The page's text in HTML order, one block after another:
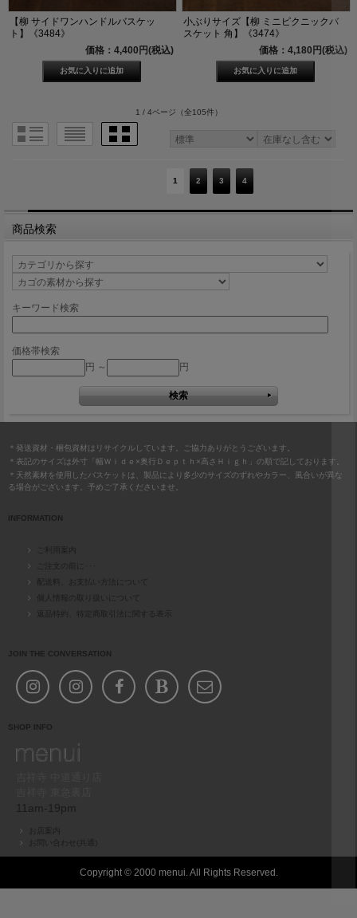
【柳 サイドワンハンドルバスケッ
ト】《3484》
価格：4,400円(税込)
小ぶりサイズ【柳 ミニピクニックバ
スケット 角】《3474》
価格：4,180円(税込)
1 / 4ページ （全105件）
1 2 3 4
商品検索
キーワード検索
価格帯検索
円 ～
円
＊発送資材・梱包資材はリサイクルしています。ご協力ありがとうございます。
＊表記のサイズは外寸「幅Ｗｉｄｅ×奥行Ｄｅｐｔｈ×高さＨｉｇｈ」の順で記しております。
＊天然素材を使用したバスケットは、製品により多少のサイズのずれやカラー、風合いが異な
る場合がございます。予めご了承くださいませ。
INFORMATION
ご利用案内
ご注文の前に･･･
個人情報の取り扱いについて
返品特約、特定商取引法に関する表示
JOIN THE CONVERSATION
SHOP INFO
11am-19pm
お店案内
お問い合わせ(共通)
Copyright © 2000 menui. All Rights Reserved.